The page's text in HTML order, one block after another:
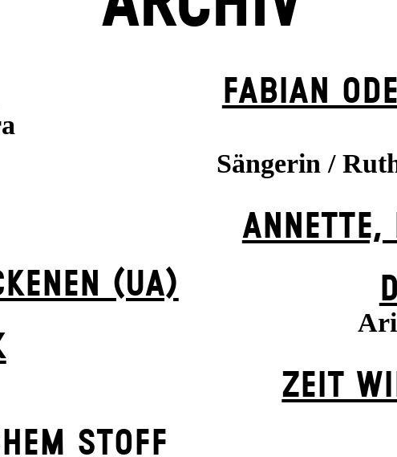
(UA)
STOFF
FABIAN
Sängerin /
ANNETTE,
ZEIT